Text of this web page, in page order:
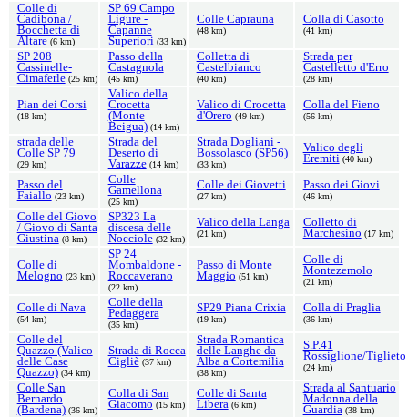
Colle di
Cadibona /
Bocchetta di
Altare (6 km)
SP 69 Campo
Ligure -
Capanne
Superiori (33 km)
Colle Caprauna
(48 km)
Colla di Casotto
(41 km)
SP 208
Cassinelle-
Cimaferle (25 km)
Passo della
Castagnola
(45 km)
Colletta di
Castelbianco
(40 km)
Strada per
Castelletto d'Erro
(28 km)
Pian dei Corsi
(18 km)
Valico della
Crocetta
(Monte
Beigua) (14 km)
Valico di Crocetta
d'Orero (49 km)
Colla del Fieno
(56 km)
strada delle
Colle SP 79
(29 km)
Strada del
Deserto di
Varazze (14 km)
Strada Dogliani -
Bossolasco (SP56)
(33 km)
Valico degli
Eremiti (40 km)
Passo del
Faiallo (23 km)
Colle
Gamellona
(25 km)
Colle dei Giovetti
(27 km)
Passo dei Giovi
(46 km)
Colle del Giovo
/ Giovo di Santa
Giustina (8 km)
SP323 La
discesa delle
Nocciole (32 km)
Valico della Langa
(21 km)
Colletto di
Marchesino (17 km)
Colle di
Melogno (23 km)
SP 24
Mombaldone -
Roccaverano
(22 km)
Passo di Monte
Maggio (51 km)
Colle di
Montezemolo
(21 km)
Colle di Nava
(54 km)
Colle della
Pedaggera
(35 km)
SP29 Piana Crixia
(19 km)
Colla di Praglia
(36 km)
Colle del
Quazzo (Valico
delle Case
Quazzo) (34 km)
Strada di Rocca
Cigliè (37 km)
Strada Romantica
delle Langhe da
Alba a Cortemilia
(38 km)
S.P.41
Rossiglione/Tiglieto
(24 km)
Colle San
Bernardo
(Bardena) (36 km)
Colla di San
Giacomo (15 km)
Colle di Santa
Libera (6 km)
Strada al Santuario
Madonna della
Guardia (38 km)